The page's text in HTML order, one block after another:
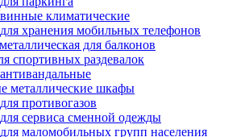
климатические
хранения мобильных телефонов
для балконов
спортивных раздевалок
металлические шкафы
противогазов
сервиса сменной одежды
маломобильных групп населения